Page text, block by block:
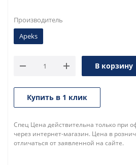
Производитель
Apeks
В корзину
Купить в 1 клик
Спец Цена действительна только при
через интернет-магазин. Цена в
отличаться от заявленной на сайте.